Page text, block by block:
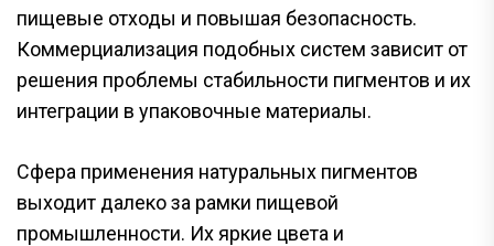
пищевые отходы и повышая безопасность.
Коммерциализация подобных систем зависит от
решения проблемы стабильности пигментов и их
интеграции в упаковочные материалы.
Сфера применения натуральных пигментов
выходит далеко за рамки пищевой
промышленности. Их яркие цвета и